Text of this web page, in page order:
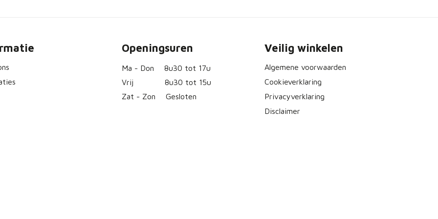
Openingsuren
Ma - Don
8u30 tot 17u
Vrij
8u30 tot 15u
Zat - Zon
Gesloten
Veilig winkelen
Algemene voorwaarden
Cookieverklaring
Privacyverklaring
Disclaimer